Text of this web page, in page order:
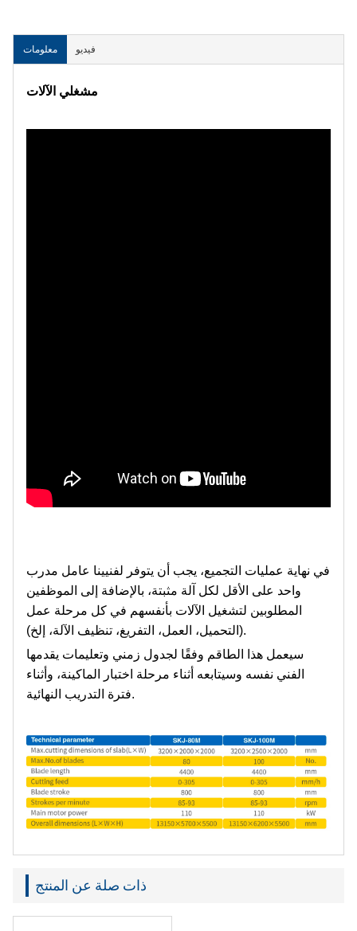
معلومات فيديو
في نهاية عمليات التجميع، يجب أن يتوفر لفنيينا عامل مدرب
واحد على الأقل لكل آلة مثبتة، بالإضافة إلى الموظفين
المطلوبين لتشغيل الآلات بأنفسهم في كل مرحلة عمل
(التحميل، العمل، التفريغ، تنظيف الآلة، إلخ).
سيعمل هذا الطاقم وفقًا لجدول زمني وتعليمات يقدمها
الفني نفسه وسيتابعه أثناء مرحلة اختبار الماكينة، وأثناء
فترة التدريب النهائية.
ذات صلة عن المنتج